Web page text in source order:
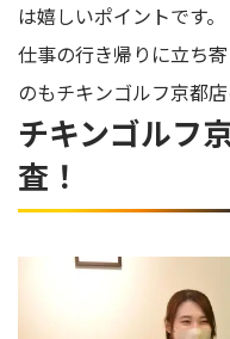
は嬉しいポイントです。
仕事の行き帰りに立ち寄
のもチキンゴルフ京都
チキンゴルフ
査！